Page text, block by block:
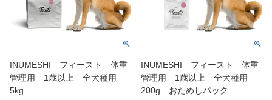
INUMESHI フィースト 体重
管理用 1歳以上 全犬種用
5kg
INUMESHI フィースト 体重
管理用 1歳以上 全犬種用
200g おためしパック